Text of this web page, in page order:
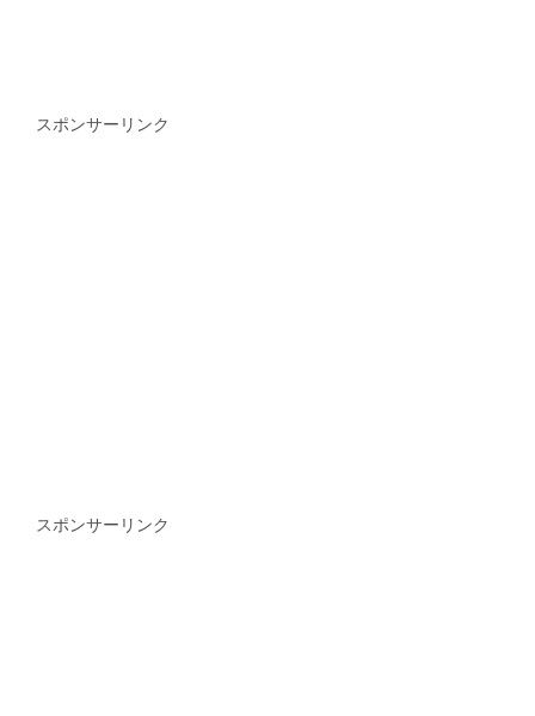
スポンサーリンク
スポンサーリンク